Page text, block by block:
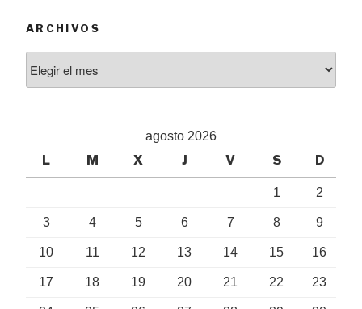
ARCHIVOS
agosto 2026
L M X J V S D
1 2
3 4 5 6 7 8 9
10 11 12 13 14 15 16
17 18 19 20 21 22 23